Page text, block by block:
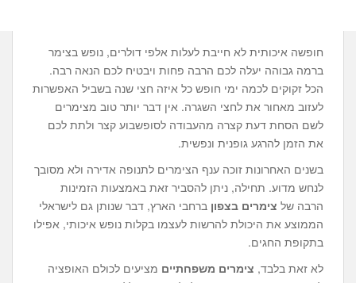
חופשה איכותית לא חייבת לעלות אלפי דולרים, נופש בצימר
ברמה גבוהה יעלה לכם הרבה פחות ויבטיח לכם הנאה רבה.
הכל זקוקים לכמה ימי חופש כל איזה חצי שנה בשביל האפשרות
לעזוב מאחור את לחצי השגרה. אין דבר יותר טוב מצימרים
לשם הסחת דעת קצרה מהעבודה לסופשבוע קצר ולתת לכם
את הזמן להרגע גופנית ונפשית.
בשנים האחרונות זוכה ענף הצימרים לתנופה אדירה ולא מסובך
לנחש מדוע. תחילה, ניתן להסביר זאת באמצעות הזמינות
הרבה של צימרים בצפון ברחבי הארץ, דבר שנותן גם לישראלי
הממוצע את היכולת להרשות לעצמו בקלות נופש איכותי, אפילו
בתקופת החגים.
לא זאת בלבד, צימרים משפחתיים מציעים לכולם האופציה